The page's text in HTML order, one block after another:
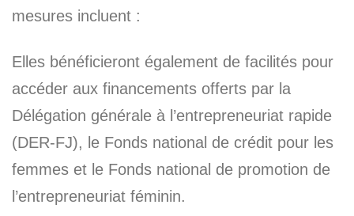
mesures incluent :
Elles bénéficieront également de facilités pour
accéder aux financements offerts par la
Délégation générale à l’entrepreneuriat rapide
(DER-FJ), le Fonds national de crédit pour les
femmes et le Fonds national de promotion de
l’entrepreneuriat féminin.